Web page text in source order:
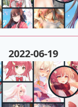
2022-06-19